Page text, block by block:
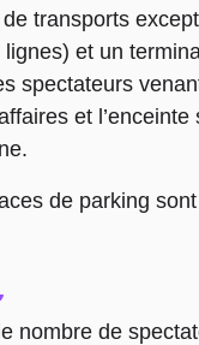
transports
et un
spectateurs
et
de parking
nombre de